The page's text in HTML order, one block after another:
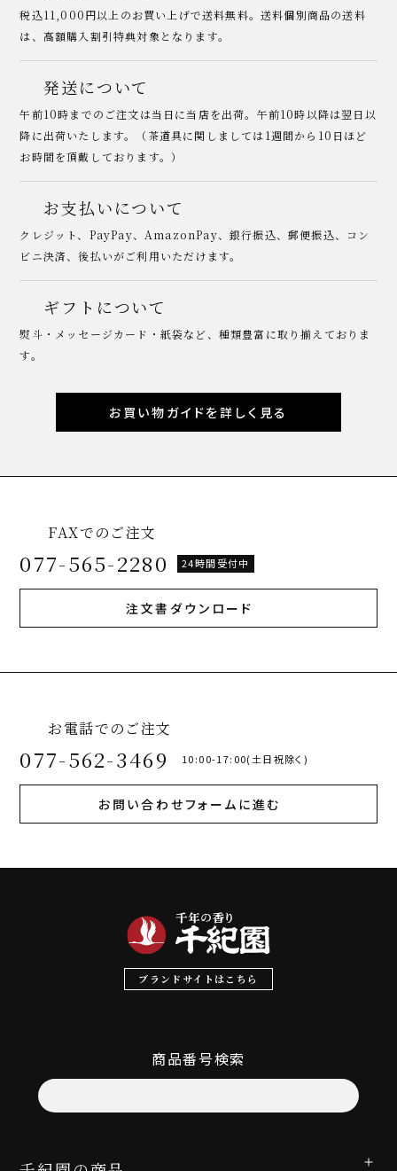
税込11,000円以上のお買い上げで送料無料。送料個別商品の送料
は、高額購入割引特典対象となります。
発送について
午前10時までのご注文は当日に当店を出荷。午前10時以降は翌日以
降に出荷いたします。（茶道具に関しましては1週間から10日ほど
お時間を頂戴しております。）
お支払いについて
クレジット、PayPay、AmazonPay、銀行振込、郵便振込、コン
ビニ決済、後払いがご利用いただけます。
ギフトについて
熨斗・メッセージカード・紙袋など、種類豊富に取り揃えておりま
す。
お買い物ガイドを詳しく見る
FAXでのご注文
077-565-2280 24時間受付中
注文書ダウンロード
お電話でのご注文
077-562-3469 10:00-17:00(土日祝除く)
お問い合わせフォームに進む
ブランドサイトはこちら
商品番号検索